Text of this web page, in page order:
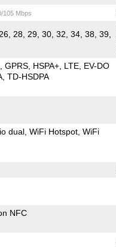
105 Mbps
28, 29, 30, 32, 34, 38, 39,
GPRS HSPA+ LTE EV-DO
TD-HSDPA
dual WiFi Hotspot WiFi
NFC